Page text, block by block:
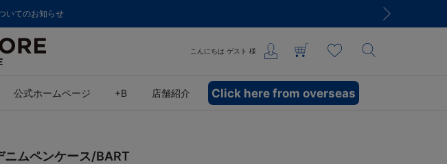
いてのお知らせ
こんにちは ゲスト 様
公式ホームページ +B 店舗紹介 Click here from overseas
ニムペンケース/BART